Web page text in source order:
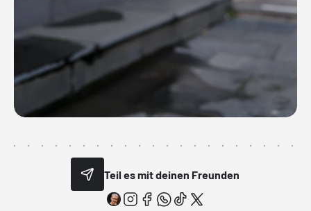
Teil es mit deinen Freunden